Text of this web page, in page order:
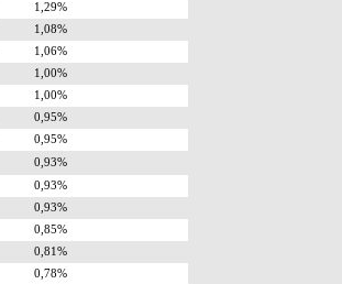
1,29%
1,08%
1,06%
1,00%
1,00%
0,95%
0,95%
0,93%
0,93%
0,93%
0,85%
0,81%
0,78%